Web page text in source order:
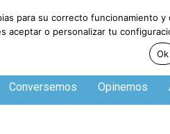
Conversemos Opinemos
para su correcto
aceptar o personalizar tu
Ok